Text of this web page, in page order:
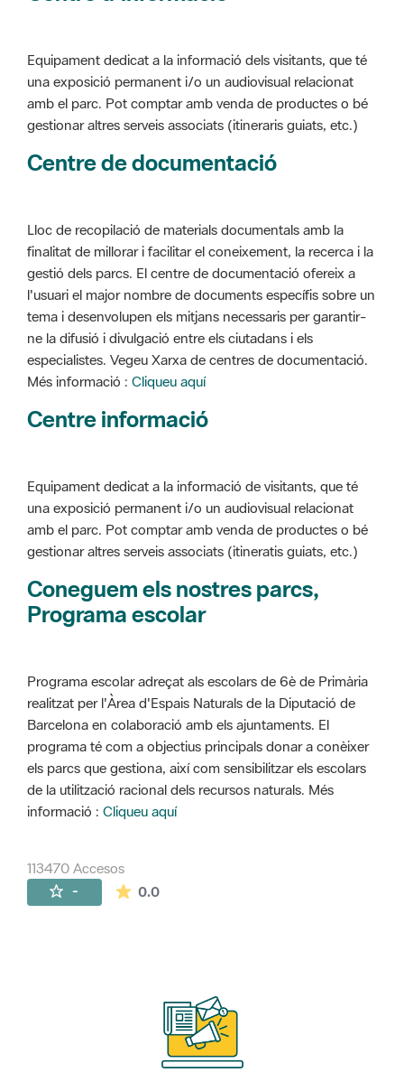
Equipament dedicat a la informació dels visitants, que té
una exposició permanent i/o un audiovisual relacionat
amb el parc. Pot comptar amb venda de productes o bé
gestionar altres serveis associats (itineraris guiats, etc.)
Centre de documentació
Lloc de recopilació de materials documentals amb la
finalitat de millorar i facilitar el coneixement, la recerca i la
gestió dels parcs. El centre de documentació ofereix a
l'usuari el major nombre de documents específis sobre un
tema i desenvolupen els mitjans necessaris per garantir-
ne la difusió i divulgació entre els ciutadans i els
especialistes. Vegeu Xarxa de centres de documentació.
Més informació : Cliqueu aquí
Centre informació
Equipament dedicat a la informació de visitants, que té
una exposició permanent i/o un audiovisual relacionat
amb el parc. Pot comptar amb venda de productes o bé
gestionar altres serveis associats (itineratis guiats, etc.)
Coneguem els nostres parcs,
Programa escolar
Programa escolar adreçat als escolars de 6è de Primària
realitzat per l'Àrea d'Espais Naturals de la Diputació de
Barcelona en colaboració amb els ajuntaments. El
programa té com a objectius principals donar a conèixer
els parcs que gestiona, així com sensibilitzar els escolars
de la utilització racional dels recursos naturals. Més
informació : Cliqueu aquí
113470 Accesos
- 0.0La valoración media es de 0 estrellas de